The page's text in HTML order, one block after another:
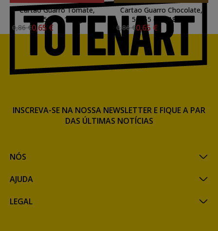
Cartao Guarro Tomate,
50x65 cm., 185 gr.
0,86 €0,65 €
Cartao Guarro Chocolate,
50x65 cm., 185 gr.
0,86 €0,65 €
NÓS
AJUDA
LEGAL
INSCREVA-SE NA NOSSA NEWSLETTER E FIQUE A PAR
DAS ÚLTIMAS NOTÍCIAS